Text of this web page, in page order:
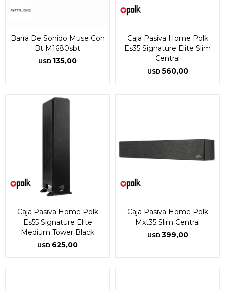
Barra De Sonido Muse Con
Bt M1680sbt
USD 135,00
Caja Pasiva Home Polk
Es35 Signature Elite Slim
Central
USD 560,00
Caja Pasiva Home Polk
Es55 Signature Elite
Medium Tower Black
USD 625,00
Caja Pasiva Home Polk
Mxt35 Slim Central
USD 399,00